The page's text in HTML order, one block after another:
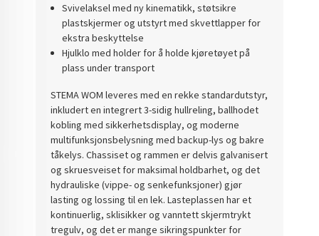
Svivelaksel med ny kinematikk, støtsikre
plastskjermer og utstyrt med skvettlapper for
ekstra beskyttelse
Hjulklo med holder for å holde kjøretøyet på
plass under transport
STEMA WOM leveres med en rekke standardutstyr,
inkludert en integrert 3-sidig hullreling, ballhodet
kobling med sikkerhetsdisplay, og moderne
multifunksjonsbelysning med backup-lys og bakre
tåkelys. Chassiset og rammen er delvis galvanisert
og skruesveiset for maksimal holdbarhet, og det
hydrauliske (vippe- og senkefunksjoner) gjør
lasting og lossing til en lek. Lasteplassen har et
kontinuerlig, sklisikker og vanntett skjermtrykt
tregulv, og det er mange sikringspunkter for